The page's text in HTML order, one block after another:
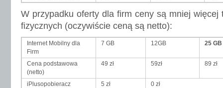
W przypadku oferty dla firm ceny są mniej więcej
fizycznych (oczywiście ceną są netto):
Internet Mobilny dla
Firm
7 GB 12GB 25 GB
Cena podstawowa
(netto)
49 zł 59zł 89 zł
iPlusopobieracz
5 zł 0 zł